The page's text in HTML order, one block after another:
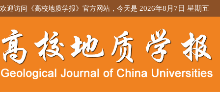
欢迎访问《高校地质学报》官方网站，今天是 2026年8月7日 星期五